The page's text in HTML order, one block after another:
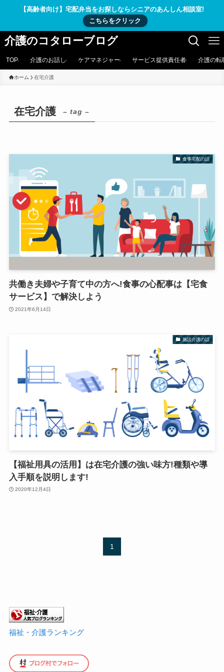
【高齢者向け】宅配弁当をお探しならシニアのあんしん相談室!
こちらをクリック
介護のコタローブログ
TOP 介護のお話し ケアマネジャー サービス提供責任者 介護の転
ホーム 在宅介護
在宅介護 – tag –
食事宅配の話
共働き夫婦や子育て中の方へ!食事の心配事は【宅食
サービス】で解決しよう
2021年6月14日
施設介護の話
【福祉用具の活用】は在宅介護の強い味方!種類や導
入手順を説明します!
2020年12月4日
1
福祉・介護ランキング